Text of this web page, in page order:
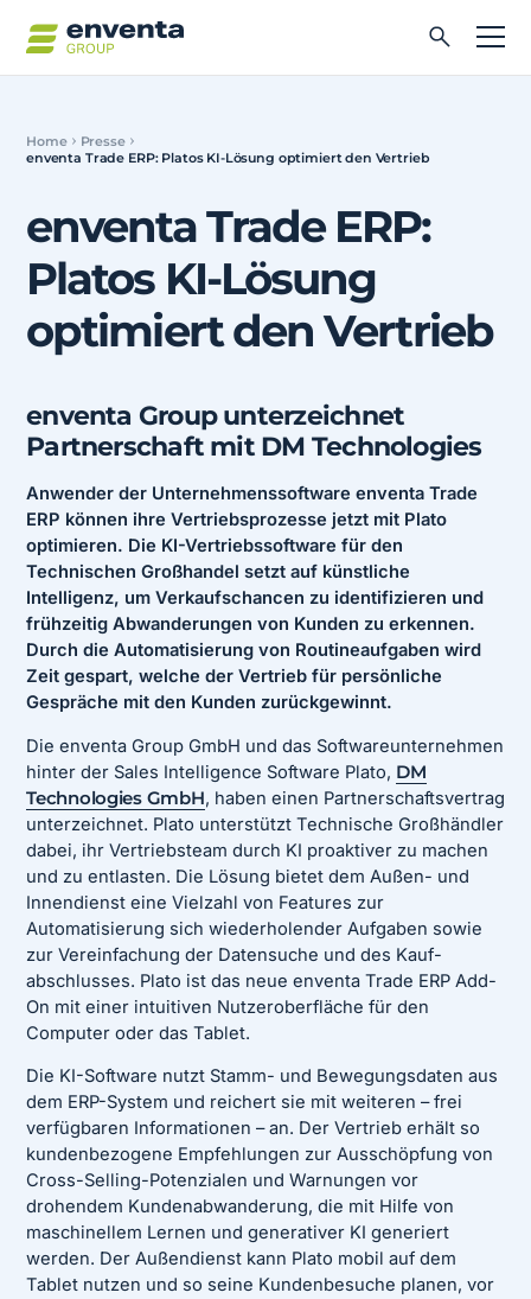
Home
Presse
enventa Trade ERP: Platos KI-Lösung optimiert den Vertrieb
enventa Trade ERP:
Platos KI-Lösung
optimiert den Vertrieb
enventa Group unterzeichnet
Partnerschaft mit DM Technologies
Anwender der Unternehmenssoftware enventa Trade
ERP können ihre Vertriebsprozesse jetzt mit Plato
optimieren. Die KI-Vertriebssoftware für den
Technischen Großhandel setzt auf künstliche
Intelligenz, um Verkaufschancen zu identifizieren und
frühzeitig Abwanderungen von Kunden zu erkennen.
Durch die Automatisierung von Routineaufgaben wird
Zeit gespart, welche der Vertrieb für persönliche
Gespräche mit den Kunden zurückgewinnt.
Die enventa Group GmbH und das Softwareunternehmen
hinter der Sales Intelligence Software Plato, DM
Technologies GmbH, haben einen Partnerschaftsvertrag
unterzeichnet. Plato unterstützt Technische Großhändler
dabei, ihr Vertriebsteam durch KI proaktiver zu machen
und zu entlasten. Die Lösung bietet dem Außen- und
Innendienst eine Vielzahl von Features zur
Automatisierung sich wiederholender Aufgaben sowie
zur Vereinfachung der Datensuche und des Kauf-
abschlusses. Plato ist das neue enventa Trade ERP Add-
On mit einer intuitiven Nutzeroberfläche für den
Computer oder das Tablet.
Die KI-Software nutzt Stamm- und Bewegungsdaten aus
dem ERP-System und reichert sie mit weiteren – frei
verfügbaren Informationen – an. Der Vertrieb erhält so
kundenbezogene Empfehlungen zur Ausschöpfung von
Cross-Selling-Potenzialen und Warnungen vor
drohendem Kundenabwanderung, die mit Hilfe von
maschinellem Lernen und generativer KI generiert
werden. Der Außendienst kann Plato mobil auf dem
Tablet nutzen und so seine Kundenbesuche planen, vor